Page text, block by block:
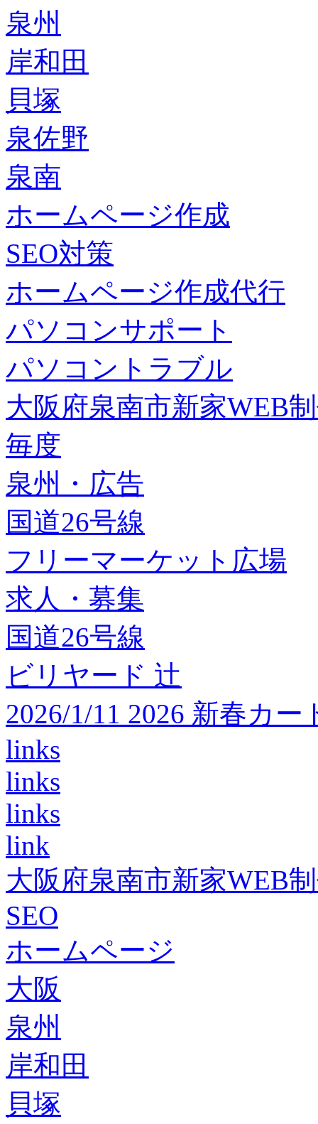
泉州
岸和田
貝塚
泉佐野
泉南
ホームページ作成
SEO対策
ホームページ作成代行
パソコンサポート
パソコントラブル
大阪府泉南市新家WEB
毎度
泉州・広告
国道26号線
フリーマーケット広場
求人・募集
国道26号線
ビリヤード 辻
2026/1/11 2026 新春カ
links
links
links
link
大阪府泉南市新家WEB
SEO
ホームページ
大阪
泉州
岸和田
貝塚